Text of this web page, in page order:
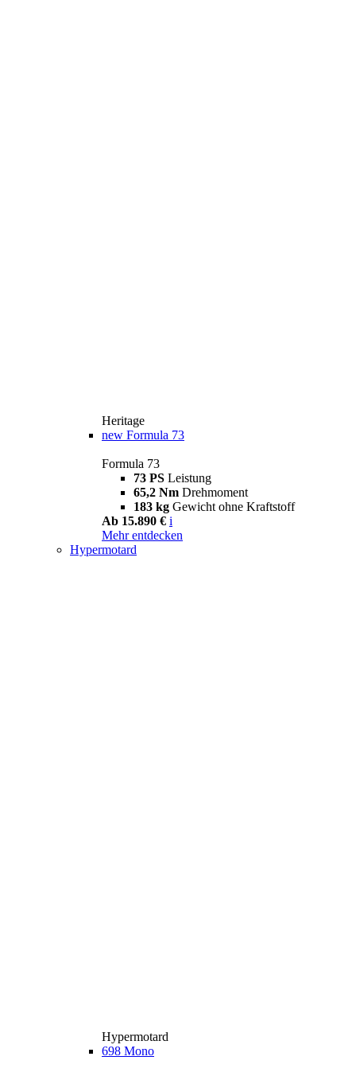
Heritage
new Formula 73
Formula 73
73 PS Leistung
65,2 Nm Drehmoment
183 kg Gewicht ohne Kraftstoff
Ab 15.890 € i
Mehr entdecken
Hypermotard
Hypermotard
698 Mono